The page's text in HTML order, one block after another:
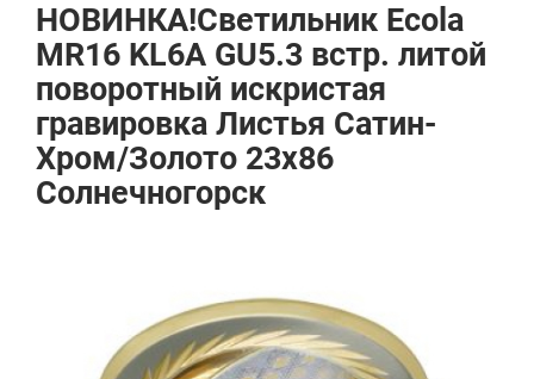
НОВИНКА!Светильник Ecola
MR16 KL6A GU5.3 встр. литой
поворотный искристая
гравировка Листья Сатин-
Хром/Золото 23х86
Солнечногорск